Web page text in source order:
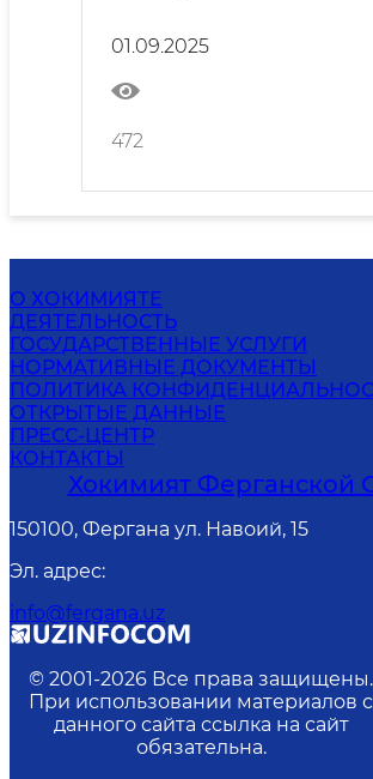
01.09.2025
472
О ХОКИМИЯТЕ
ДЕЯТЕЛЬНОСТЬ
ГОСУДАРСТВЕННЫЕ УСЛУГИ
НОРМАТИВНЫЕ ДОКУМЕНТЫ
ПОЛИТИКА
ОТКРЫТЫЕ ДАННЫЕ
ПРЕСС-ЦЕНТР
КОНТАКТЫ
Хокимият Ферганской
150100, Фергана ул. Навоий, 15
Эл. адрес:
info@fergana.uz
© 2001-2026 Все права защищены.
При использовании материалов с
данного сайта ссылка на сайт
обязательна.